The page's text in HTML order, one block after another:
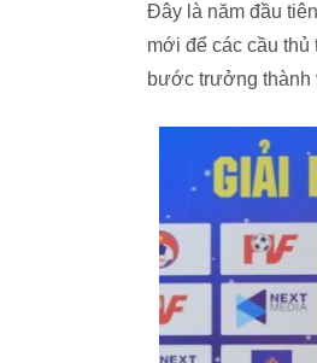
Đây là năm đầu
mới để các cầu
bước trưởng thành